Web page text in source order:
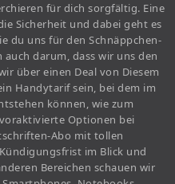
für dich sorgfältig. Eine
Sicherheit und dabei geht es
du uns für den Schnäppchen-
darum, dass wir uns den
über einen Deal von Diesem
Handytarif sein, bei dem im
können, wie zum
Optionen bei
Abo mit tollen
im Blick und
Bereichen schauen wir